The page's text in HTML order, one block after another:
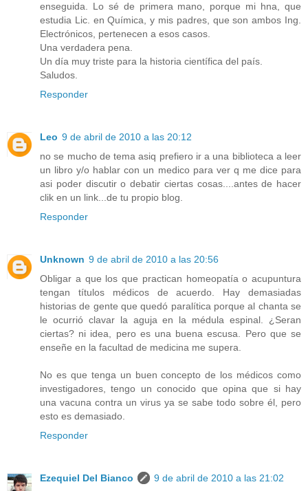
enseguida. Lo sé de primera mano, porque mi hna, que
estudia Lic. en Química, y mis padres, que son ambos Ing.
Electrónicos, pertenecen a esos casos.
Una verdadera pena.
Un día muy triste para la historia científica del país.
Saludos.
Responder
Leo 9 de abril de 2010 a las 20:12
no se mucho de tema asiq prefiero ir a una biblioteca a leer
un libro y/o hablar con un medico para ver q me dice para
asi poder discutir o debatir ciertas cosas....antes de hacer
clik en un link...de tu propio blog.
Responder
Unknown 9 de abril de 2010 a las 20:56
Obligar a que los que practican homeopatía o acupuntura
tengan títulos médicos de acuerdo. Hay demasiadas
historias de gente que quedó paralítica porque al chanta se
le ocurrió clavar la aguja en la médula espinal. ¿Seran
ciertas? ni idea, pero es una buena escusa. Pero que se
enseñe en la facultad de medicina me supera.
No es que tenga un buen concepto de los médicos como
investigadores, tengo un conocido que opina que si hay
una vacuna contra un virus ya se sabe todo sobre él, pero
esto es demasiado.
Responder
Ezequiel Del Bianco
9 de abril de 2010 a las 21:02